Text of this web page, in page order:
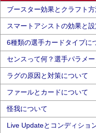
ブースター効果とクラフト
スマートアシストの効果と
6種類の選手カードタイプに
センスって何？選手パラメ
ラグの原因と対策について
ファールとカードについて
怪我について
Live Updateとコンディショ